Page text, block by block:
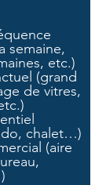
semaine,
etc.)
(grand
de vitres,
chalet…)
(aire